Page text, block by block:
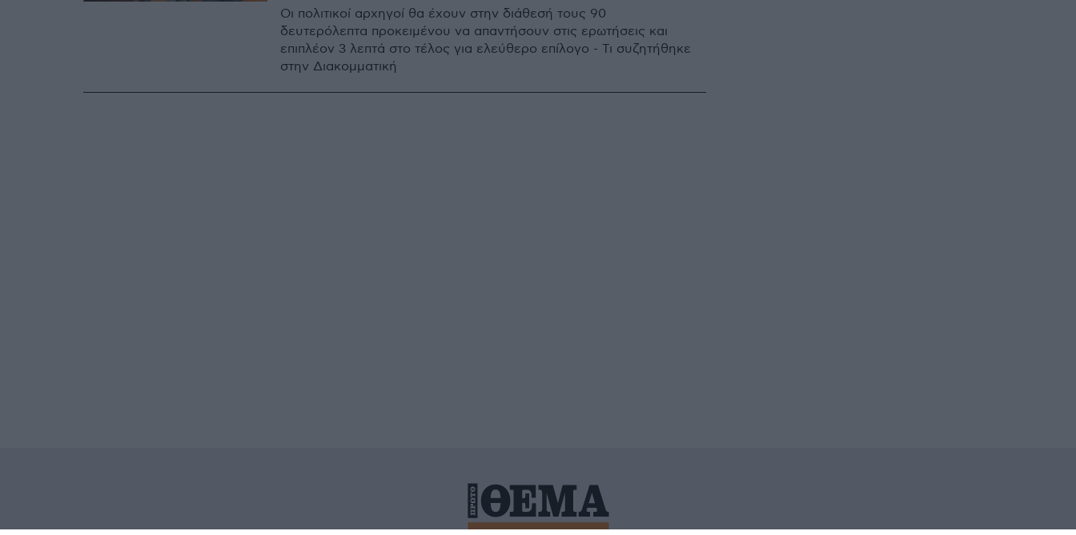
Οι πολιτικοί αρχηγοί θα έχουν στην διάθεσή τους 90
δευτερόλεπτα προκειμένου να απαντήσουν στις ερωτήσεις και
επιπλέον 3 λεπτά στο τέλος για ελεύθερο επίλογο - Τι συζητήθηκε
στην Διακομματική